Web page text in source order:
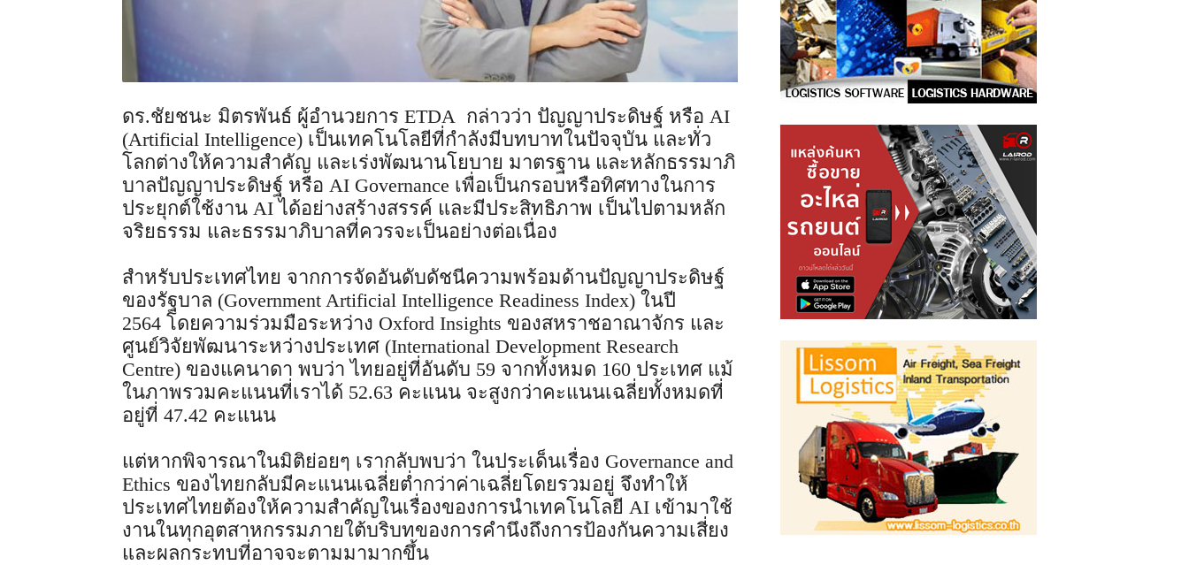
ดร.ชัยชนะ มิตรพันธ์ ผู้อำนวยการ ETDA กล่าวว่า ปัญญาประดิษฐ์ หรือ AI
(Artificial Intelligence) เป็นเทคโนโลยีที่กำลังมีบทบาทในปัจจุบัน และทั่ว
โลกต่างให้ความสำคัญ และเร่งพัฒนานโยบาย มาตรฐาน และหลักธรรมาภิ
บาลปัญญาประดิษฐ์ หรือ AI Governance เพื่อเป็นกรอบหรือทิศทางในการ
ประยุกต์ใช้งาน AI ได้อย่างสร้างสรรค์ และมีประสิทธิภาพ เป็นไปตามหลัก
จริยธรรม และธรรมาภิบาลที่ควรจะเป็นอย่างต่อเนื่อง
สำหรับประเทศไทย จากการจัดอันดับดัชนีความพร้อมด้านปัญญาประดิษฐ์
ของรัฐบาล (Government Artificial Intelligence Readiness Index) ในปี
2564 โดยความร่วมมือระหว่าง Oxford Insights ของสหราชอาณาจักร และ
ศูนย์วิจัยพัฒนาระหว่างประเทศ (International Development Research
Centre) ของแคนาดา พบว่า ไทยอยู่ที่อันดับ 59 จากทั้งหมด 160 ประเทศ แม้
ในภาพรวมคะแนนที่เราได้ 52.63 คะแนน จะสูงกว่าคะแนนเฉลี่ยทั้งหมดที่
อยู่ที่ 47.42 คะแนน
แต่หากพิจารณาในมิติย่อยๆ เรากลับพบว่า ในประเด็นเรื่อง Governance and
Ethics ของไทยกลับมีคะแนนเฉลี่ยต่ำกว่าค่าเฉลี่ยโดยรวมอยู่ จึงทำให้
ประเทศไทยต้องให้ความสำคัญในเรื่องของการนำเทคโนโลยี AI เข้ามาใช้
งานในทุกอุตสาหกรรมภายใต้บริบทของการคำนึงถึงการป้องกันความเสี่ยง
และผลกระทบที่อาจจะตามมามากขึ้น